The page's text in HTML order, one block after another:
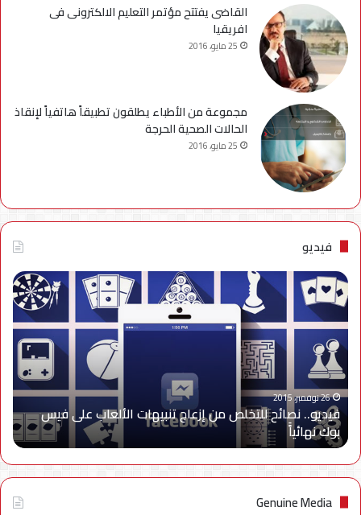
القاضى يفتتح مؤتمر التعليم الالكترونى فى
افريقيا
25 مايو، 2016
مجموعة من الأطباء يطلقون تطبيقاً هاتفياً لإنقاذ
الحالات الصحية الحرجة
25 مايو، 2016
فيديو
فيديو..
نصائح
للتخلص
من
إزعاج
تنبيهات
الألعاب
على
فيس
بوك
نهائياًَ
26 نوفمبر، 2015
فيديو.. نصائح للتخلص من إزعاج تنبيهات الألعاب على فيس
بوك نهائياًَ
Genuine Media